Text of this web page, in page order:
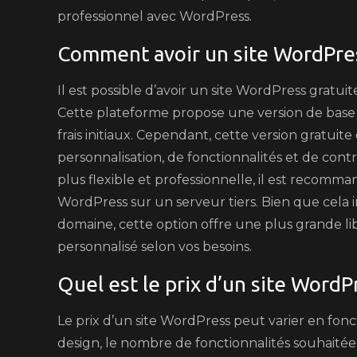
professionnel avec WordPress.
Comment avoir un site
Il est possible d’avoir un site WordPress
Cette plateforme propose une version de
frais initiaux. Cependant, cette version
personnalisation, de fonctionnalités et de
plus flexible et professionnelle, il est
WordPress sur un serveur tiers. Bien que
domaine, cette option offre une plus grande
personnalisé selon vos besoins.
Quel est le prix d’un site
Le prix d’un site WordPress peut varier en
design, le nombre de fonctionnalités